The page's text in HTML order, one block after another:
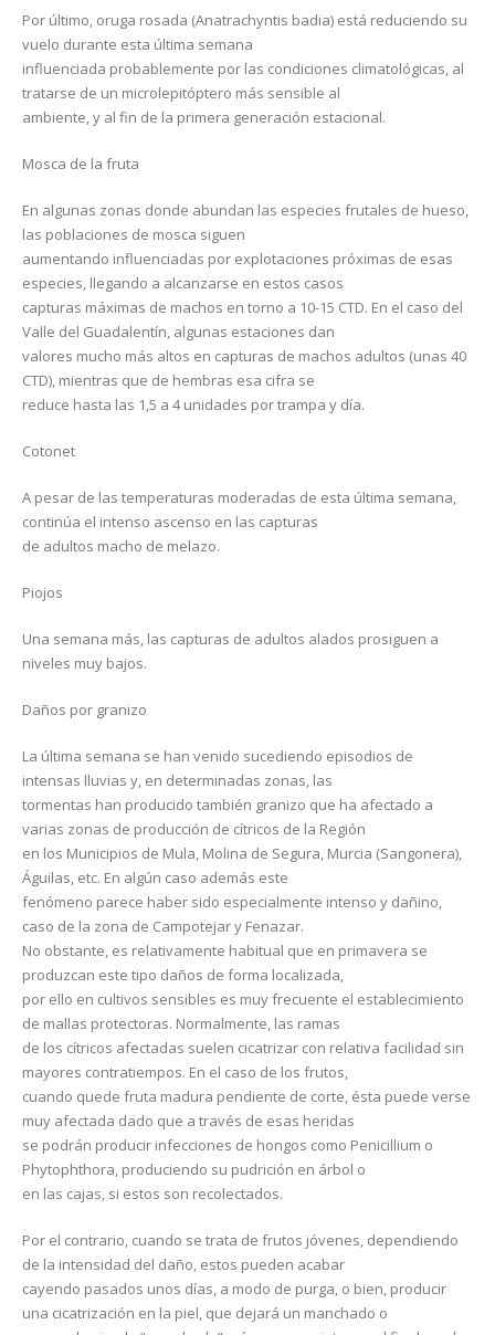
Por último, oruga rosada (Anatrachyntis badia) está reduciendo su
vuelo durante esta última semana
influenciada probablemente por las condiciones climatológicas, al
tratarse de un microlepitóptero más sensible al
ambiente, y al fin de la primera generación estacional.
Mosca de la fruta
En algunas zonas donde abundan las especies frutales de hueso,
las poblaciones de mosca siguen
aumentando influenciadas por explotaciones próximas de esas
especies, llegando a alcanzarse en estos casos
capturas máximas de machos en torno a 10-15 CTD. En el caso del
Valle del Guadalentín, algunas estaciones dan
valores mucho más altos en capturas de machos adultos (unas 40
CTD), mientras que de hembras esa cifra se
reduce hasta las 1,5 a 4 unidades por trampa y día.
Cotonet
A pesar de las temperaturas moderadas de esta última semana,
continúa el intenso ascenso en las capturas
de adultos macho de melazo.
Piojos
Una semana más, las capturas de adultos alados prosiguen a
niveles muy bajos.
Daños por granizo
La última semana se han venido sucediendo episodios de
intensas lluvias y, en determinadas zonas, las
tormentas han producido también granizo que ha afectado a
varias zonas de producción de cítricos de la Región
en los Municipios de Mula, Molina de Segura, Murcia (Sangonera),
Águilas, etc. En algún caso además este
fenómeno parece haber sido especialmente intenso y dañino,
caso de la zona de Campotejar y Fenazar.
No obstante, es relativamente habitual que en primavera se
produzcan este tipo daños de forma localizada,
por ello en cultivos sensibles es muy frecuente el establecimiento
de mallas protectoras. Normalmente, las ramas
de los cítricos afectadas suelen cicatrizar con relativa facilidad sin
mayores contratiempos. En el caso de los frutos,
cuando quede fruta madura pendiente de corte, ésta puede verse
muy afectada dado que a través de esas heridas
se podrán producir infecciones de hongos como Penicillium o
Phytophthora, produciendo su pudrición en árbol o
en las cajas, si estos son recolectados.
Por el contrario, cuando se trata de frutos jóvenes, dependiendo
de la intensidad del daño, estos pueden acabar
cayendo pasados unos días, a modo de purga, o bien, producir
una cicatrización en la piel, que dejará un manchado o